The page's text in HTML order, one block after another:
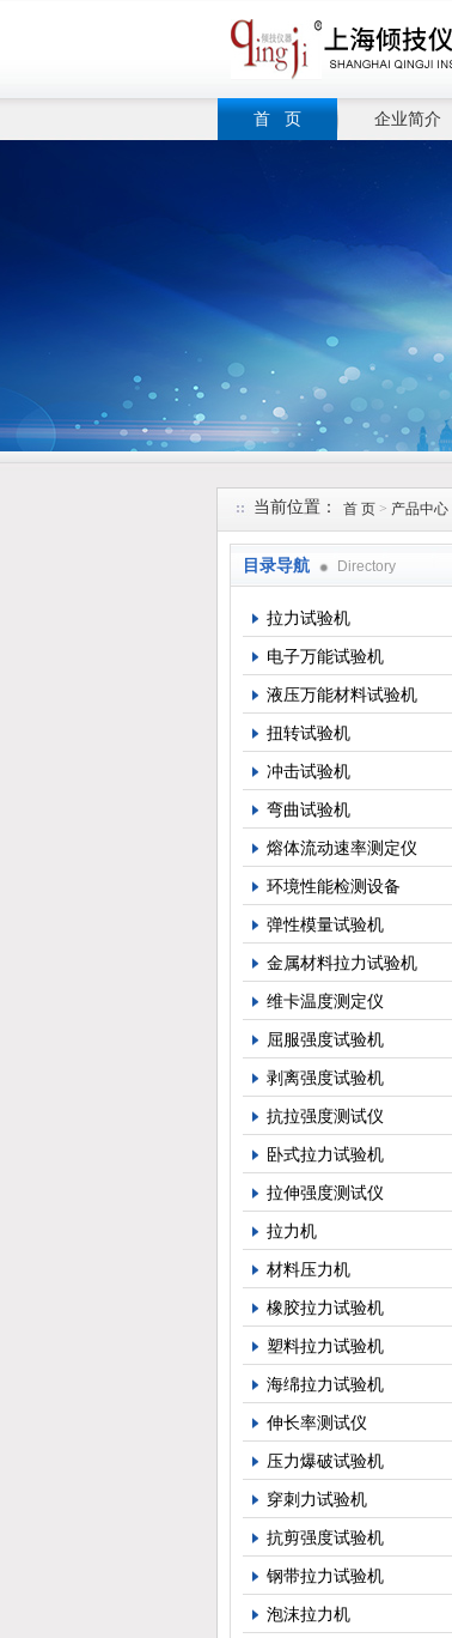
首 页 企业简介
当前位置： 首 页 > 产品中心
目录导航 Directory
拉力试验机
电子万能试验机
液压万能材料试验机
扭转试验机
冲击试验机
弯曲试验机
熔体流动速率测定仪
环境性能检测设备
弹性模量试验机
金属材料拉力试验机
维卡温度测定仪
屈服强度试验机
剥离强度试验机
抗拉强度测试仪
卧式拉力试验机
拉伸强度测试仪
拉力机
材料压力机
橡胶拉力试验机
塑料拉力试验机
海绵拉力试验机
伸长率测试仪
压力爆破试验机
穿刺力试验机
抗剪强度试验机
钢带拉力试验机
泡沫拉力机